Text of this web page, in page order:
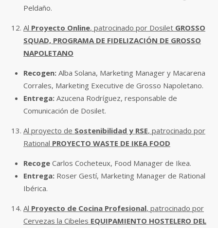
Peldaño.
Al Proyecto Online, patrocinado por Dosilet GROSSO
SQUAD, PROGRAMA DE FIDELIZACIÓN DE GROSSO
NAPOLETANO
Recogen: Alba Solana, Marketing Manager y Macarena
Corrales, Marketing Executive de Grosso Napoletano.
Entrega: Azucena Rodríguez, responsable de
Comunicación de Dosilet.
Al proyecto de Sostenibilidad y RSE, patrocinado por
Rational PROYECTO WASTE DE IKEA FOOD
Recoge Carlos Cocheteux, Food Manager de Ikea.
Entrega: Roser Gestí, Marketing Manager de Rational
Ibérica.
Al Proyecto de Cocina Profesional, patrocinado por
Cervezas la Cibeles EQUIPAMIENTO HOSTELERO DEL